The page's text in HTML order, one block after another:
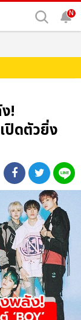
N
!
ปิดตัวยิ่ง